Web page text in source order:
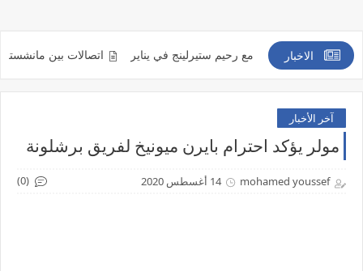
الاخبار
من التعاقد مع رحيم ستيرلينج في يناير اتصالات بين مانشستر يونايتد
آخر الأخبار
مولر يؤكد احترام بايرن ميونيخ لفريق برشلونة
mohamed youssef 14 أغسطس 2020 (0)